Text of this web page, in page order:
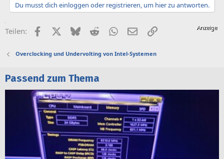
Du musst dich einloggen oder registrieren, um hier zu antworten.
Teilen: FacebookX (Twitter)
BlueskyRedditWhatsApp
E-MailLink
Overclocking und Undervolting von Intel-Systemen
Passend zum Thema